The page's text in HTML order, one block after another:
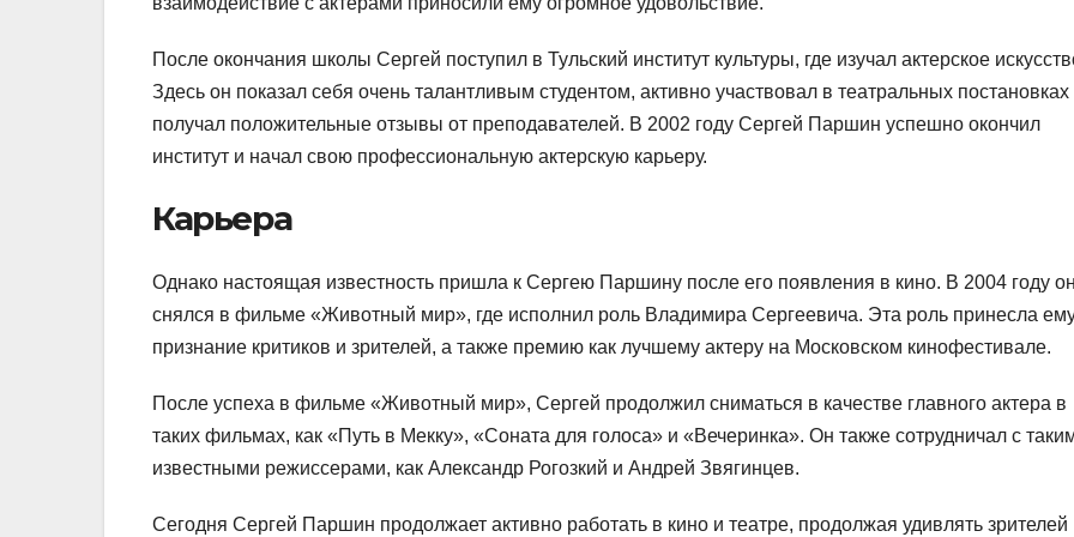
После окончания школы Сергей поступил в Тульский институт культуры, где изучал актерское
Здесь он показал себя очень талантливым студентом, активно участвовал в театральных постановках
получал положительные отзывы от преподавателей. В 2002 году Сергей Паршин успешно окончил
институт и начал свою профессиональную актерскую карьеру.
Карьера
Однако настоящая известность пришла к Сергею Паршину после его появления в кино. В 2004 году он
снялся в фильме «Животный мир», где исполнил роль Владимира Сергеевича. Эта роль принесла
признание критиков и зрителей, а также премию как лучшему актеру на Московском кинофестивале.
После успеха в фильме «Животный мир», Сергей продолжил сниматься в качестве главного актера в
таких фильмах, как «Путь в Мекку», «Соната для голоса» и «Вечеринка». Он также сотрудничал с
известными режиссерами, как Александр Рогозкий и Андрей Звягинцев.
Сегодня Сергей Паршин продолжает активно работать в кино и театре, продолжая удивлять зрителей